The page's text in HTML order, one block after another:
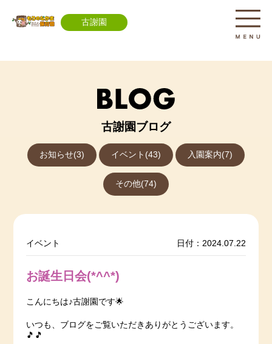
古謝園
古謝園ブログ
お知らせ(3) イベント(43) 入園案内(7)
その他(74)
イベント 日付：2024.07.22
お誕生日会(*^^*)
こんにちは♪古謝園です🌟
いつも、ブログをご覧いただきありがとうございます。
🎵🎵